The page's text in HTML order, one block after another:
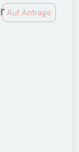
Auf Anfrage